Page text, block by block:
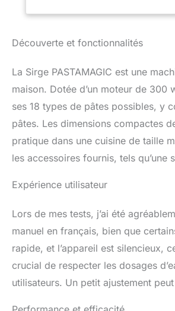
Découverte et fonctionnalités
La Sirge PASTAMAGIC est une
maison. Dotée d’un moteur de 300
ses 18 types de pâtes possibles, y
pâtes. Les dimensions compactes
pratique dans une cuisine de taille
les accessoires fournis, tels
Expérience utilisateur
Lors de mes tests, j’ai été
manuel en français, bien que
rapide, et l’appareil est silencieux,
crucial de respecter les dosages
utilisateurs. Un petit ajustement